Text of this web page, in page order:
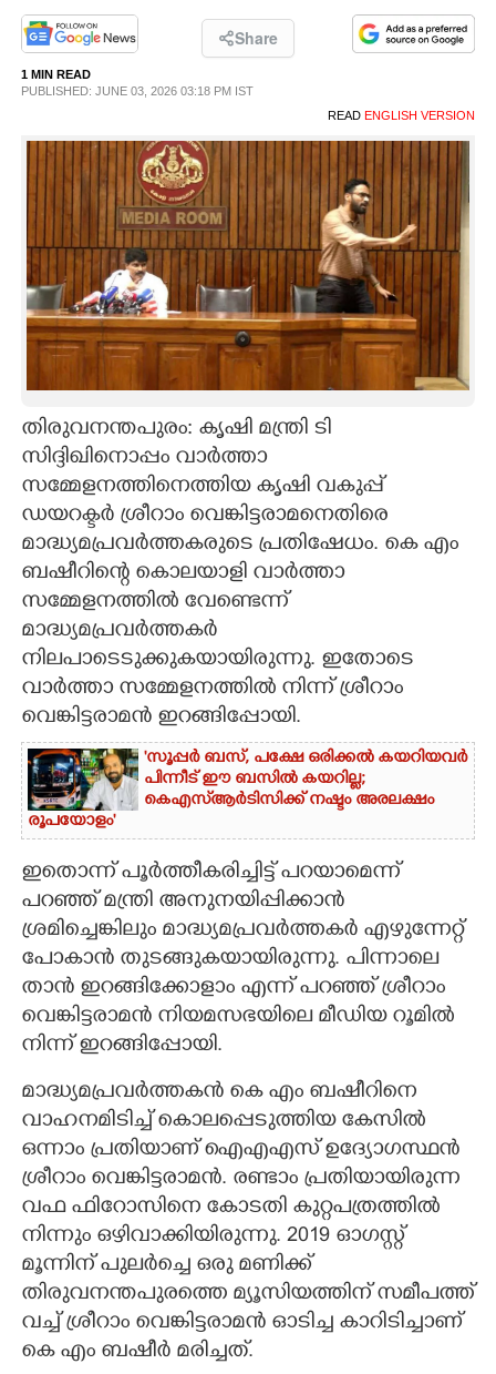
LIFESTYLE
INFO+
ART
ASTRO
CARTOONS
LITERATURE
ZOOM
Share
1 MIN READ
PUBLISHED: JUNE 03, 2026 03:18 PM IST
READ ENGLISH VERSION
തിരുവനന്തപുരം: കൃഷി മന്ത്രി ടി
സിദ്ദിഖിനൊപ്പം വാർത്താ
സമ്മേളനത്തിനെത്തിയ കൃഷി വകുപ്പ്
ഡയറക്ടർ ശ്രീറാം വെങ്കിട്ടരാമനെതിരെ
മാദ്ധ്യമപ്രവർത്തകരുടെ പ്രതിഷേധം. കെ എം
ബഷീറിന്റെ കൊലയാളി വാർത്താ
സമ്മേളനത്തിൽ വേണ്ടെന്ന്
മാദ്ധ്യമപ്രവർത്തകർ
നിലപാടെടുക്കുകയായിരുന്നു. ഇതോടെ
വാർത്താ സമ്മേളനത്തിൽ നിന്ന് ശ്രീറാം
വെങ്കിട്ടരാമൻ ഇറങ്ങിപ്പോയി.
'സൂപ്പർ ബസ്, പക്ഷേ ഒരിക്കൽ കയറിയവർ
പിന്നീട് ഈ ബസിൽ കയറില്ല;
കെഎസ്ആർടിസിക്ക് നഷ്ടം അരലക്ഷം
രൂപയോളം'
ഇതൊന്ന് പൂർത്തീകരിച്ചിട്ട് പറയാമെന്ന്
പറഞ്ഞ് മന്ത്രി അനുനയിപ്പിക്കാൻ
ശ്രമിച്ചെങ്കിലും മാദ്ധ്യമപ്രവർത്തകർ എഴുന്നേറ്റ്
പോകാൻ തുടങ്ങുകയായിരുന്നു. പിന്നാലെ
താൻ ഇറങ്ങിക്കോളാം എന്ന് പറഞ്ഞ് ശ്രീറാം
വെങ്കിട്ടരാമൻ നിയമസഭയിലെ മീഡിയ റൂമിൽ
നിന്ന് ഇറങ്ങിപ്പോയി.
മാദ്ധ്യമപ്രവർത്തകൻ കെ എം ബഷീറിനെ
വാഹനമിടിച്ച് കൊലപ്പെടുത്തിയ കേസിൽ
ഒന്നാം പ്രതിയാണ് ഐഎഎസ് ഉദ്യോഗസ്ഥൻ
ശ്രീറാം വെങ്കിട്ടരാമൻ. രണ്ടാം പ്രതിയായിരുന്ന
വഫ ഫിറോസിനെ കോടതി കുറ്റപത്രത്തിൽ
നിന്നും ഒഴിവാക്കിയിരുന്നു. 2019 ഓഗസ്റ്റ്
മൂന്നിന് പുലർച്ചെ ഒരു മണിക്ക്
തിരുവനന്തപുരത്തെ മ്യൂസിയത്തിന് സമീപത്ത്
വച്ച് ശ്രീറാം വെങ്കിട്ടരാമൻ ഓടിച്ച കാറിടിച്ചാണ്
കെ എം ബഷീർ മരിച്ചത്.